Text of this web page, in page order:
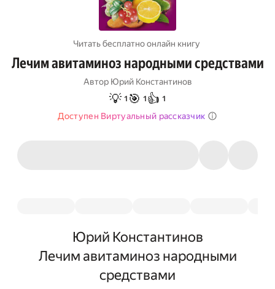
Читать бесплатно онлайн книгу
Лечим авитаминоз народными средствами
Автор Юрий Константинов
💡 1 🎯 1 👍 1
Доступен Виртуальный рассказчик
Юрий Константинов
Лечим авитаминоз народными
средствами